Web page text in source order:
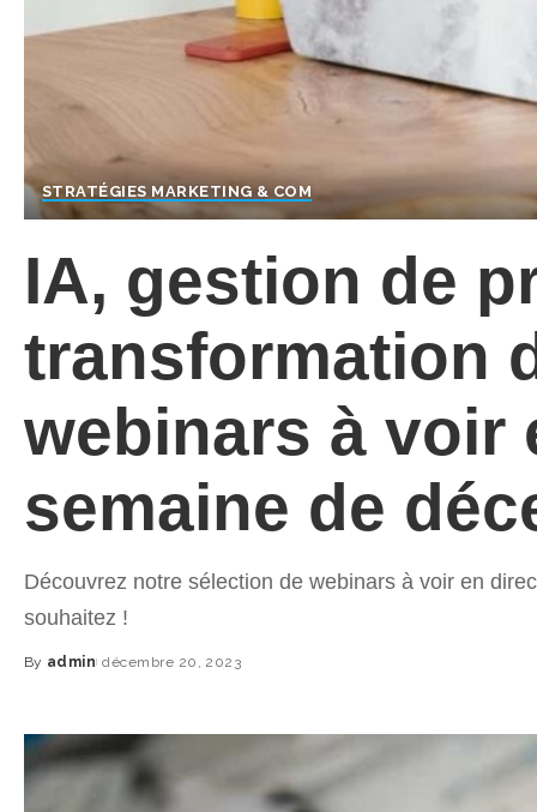
STRATÉGIES MARKETING & COM
IA, gestion de
transformation
webinars à voir
semaine de
Découvrez notre sélection de webinars à voir en
souhaitez !
Posted
By admin décembre 20, 2023